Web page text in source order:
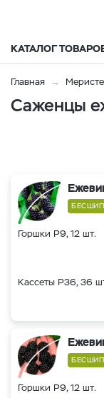
КАТАЛОГ
Главная
Саженцы
Горшки Р9, 12 шт.
Кассеты Р36, 36
Горшки Р9, 12 шт.